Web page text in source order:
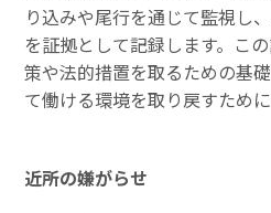
り込みや尾行を通じて監視し
を証拠として記録します。こ
策や法的措置を取るための基
て働ける環境を取り戻すために
近所の嫌がらせ